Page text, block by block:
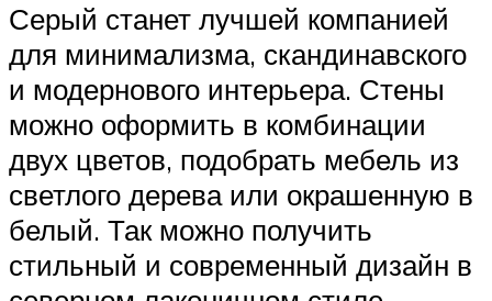
Серый станет лучшей компанией
для минимализма, скандинавского
и модернового интерьера. Стены
можно оформить в комбинации
двух цветов, подобрать мебель из
светлого дерева или окрашенную в
белый. Так можно получить
стильный и современный дизайн в